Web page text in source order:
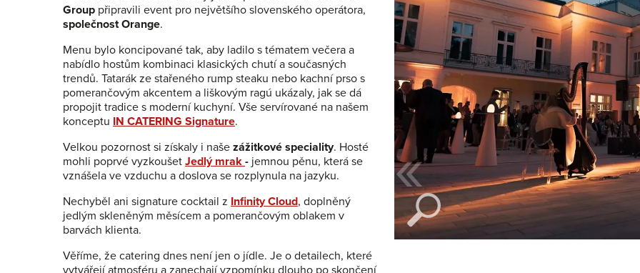
Group připravili event pro největšího slovenského operátora,
společnost Orange.
Menu bylo koncipované tak, aby ladilo s tématem večera a
nabídlo hostům kombinaci klasických chutí a současných
trendů. Tatarák ze stařeného rump steaku nebo kachní prso s
pomerančovým akcentem a liškovým ragú ukázaly, jak se dá
propojit tradice s moderní kuchyní. Vše servírované na našem
konceptu IN CATERING Signature.
Velkou pozornost si získaly i naše zážitkové speciality. Hosté
mohli poprvé vyzkoušet Jedlý mrak - jemnou pěnu, která se
vznášela ve vzduchu a doslova se rozplynula na jazyku.
Nechyběl ani signature cocktail z Infinity Cloud, doplněný
jedlým skleněným měsícem a pomerančovým oblakem v
barvách klienta.
Věříme, že catering dnes není jen o jídle. Je o detailech, které
«